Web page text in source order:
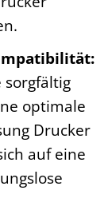
sorgfältig
optimale
Drucker
auf eine